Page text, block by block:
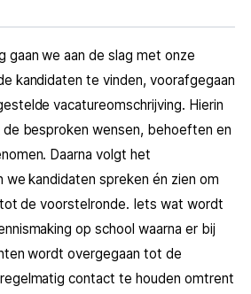
gaan we aan de slag met onze
kandidaten te vinden, voorafgegaan
vacatureomschrijving. Hierin
besproken wensen, behoeften en
Daarna volgt het
kandidaten spreken én zien om
de voorstelronde. Iets wat wordt
op school waarna er bij
wordt overgegaan tot de
contact te houden omtrent